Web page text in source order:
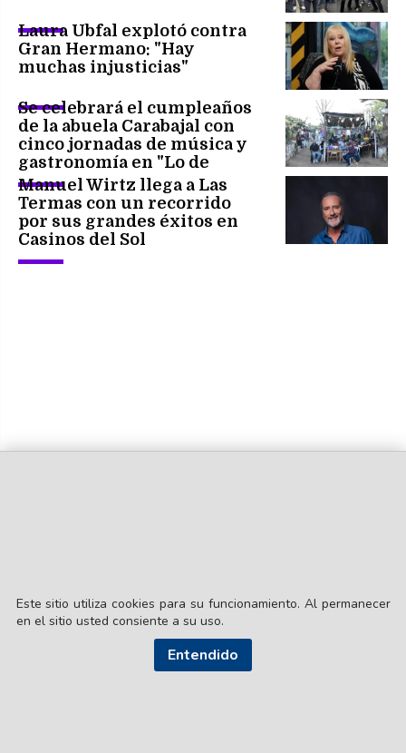
Laura Ubfal explotó contra
Gran Hermano: "Hay
muchas injusticias"
Se celebrará el cumpleaños
de la abuela Carabajal con
cinco jornadas de música y
gastronomía en "Lo de
Naranja"
Manuel Wirtz llega a Las
Termas con un recorrido
por sus grandes éxitos en
Casinos del Sol
Director Editorial: Lic. Gustavo Eduardo Ick
Este sitio utiliza cookies para su funcionamiento. Al permanecer
en el sitio usted consiente a su uso.
Entendido